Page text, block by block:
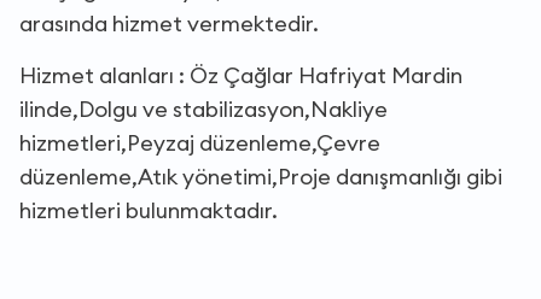
arasında hizmet vermektedir.
Hizmet alanları : Öz Çağlar Hafriyat Mardin
ilinde,Dolgu ve stabilizasyon,Nakliye
hizmetleri,Peyzaj düzenleme,Çevre
düzenleme,Atık yönetimi,Proje danışmanlığı gibi
hizmetleri bulunmaktadır.